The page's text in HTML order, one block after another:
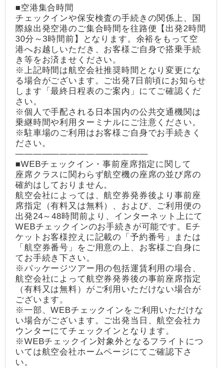
■空港集合時間
チェックインや保安検査の手続きの関係上、国
際線出発空港のご集合時間を往路便【出発2時間
30分～3時間前】となります。余裕をもって空
港へお越しいただき、お客様ご自身で搭乗手続
き等をお済ませください。
※上記時間は航空会社推奨時間となり変更にな
る場合がございます。ご出発7日前頃にお知らせ
します「最終日程表のご案内」にてご確認くだ
さい。
※個人で手配される日本国内の公共交通機関は
乗継時間や利用ターミナルにご注意ください。
※駐車場のご利用はお客様ご自身でお手続きく
ださい。
―――――――――――――――
■WEBチェックイン・事前座席指定に関して
座席クラスに関わらず航空機の座席の並び席の
確約はしておりません。
航空会社によっては、航空券発券後より事前座
席指定（有料又は無料）、および、ご利用便の
出発24～48時間前より、インターネット上にて
WEBチェックインのお手続きが可能です。Eチ
ケットお客様控えに記載の「予約番号」または
「航空券番号」をご用意の上、お客様ご自身に
てお手続き下さい。
※パッケージツアー用の包括運賃利用の場合、
航空会社によって航空券発券後の事前座席指定
（有料又は無料）がご利用いただけない場合が
ございます。
※一部、WEBチェックインをご利用いただけな
い場合がございます。ご出発当日、航空会社カ
ウンターにてチェックインとなります。
※WEBチェックイン対象外となるフライトにつ
いては航空会社ホームページにてご確認下さ
い。